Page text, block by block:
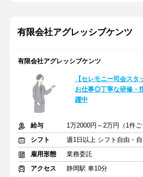
有限会社アグレッシブケンツ
有限会社アグレッシブケンツ
【セレモニー司会スタ
お仕事◎丁寧な研修・
躍中
給与
1万2000円～2万円（1件ご
シフト
週1日以上 シフト自由・
雇用形態
業務委託
アクセス
静岡駅 車10分